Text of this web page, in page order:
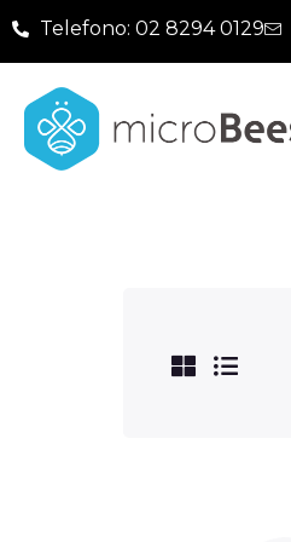
Telefono: 02 8294 0129